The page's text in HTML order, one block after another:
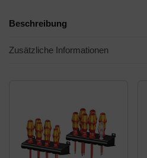
Beschreibung
Zusätzliche Informationen